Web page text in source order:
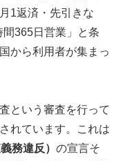
1返済・先引きな
365日営業」と条
から利用者が集まっ
という審査を行って
れています。これは
務違反） の宣言そ